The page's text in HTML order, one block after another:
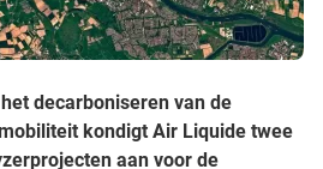
decarboniseren van de
kondigt Air Liquide twee
aan voor de